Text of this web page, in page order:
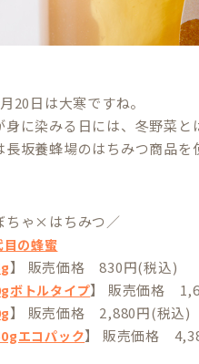
20日は大寒ですね。
身に染みる日には、冬野菜と
長坂養蜂場のはちみつ商品
ちゃ×はちみつ／
目の蜂蜜
】 販売価格 830円(税込)
ボトルタイプ】 販売価格
】 販売価格 2,880円(税込)
エコパック】 販売価格